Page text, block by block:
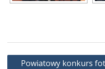
Nawigacja
Powiatowy konkurs